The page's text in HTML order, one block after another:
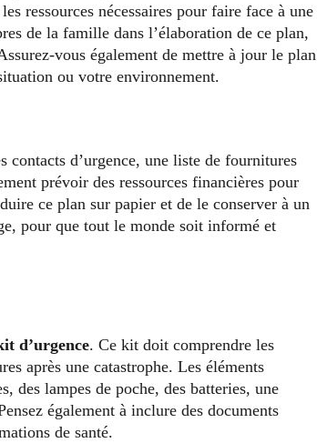
ressources nécessaires pour faire face à une
de la famille dans l’élaboration de ce plan,
vous également de mettre à jour le plan
ou votre environnement.
contacts d’urgence, une liste de fournitures
prévoir des ressources financières pour
ce plan sur papier et de le conserver à un
pour que tout le monde soit informé et
d’urgence. Ce kit doit comprendre les
après une catastrophe. Les éléments
des lampes de poche, des batteries, une
également à inclure des documents
de santé.